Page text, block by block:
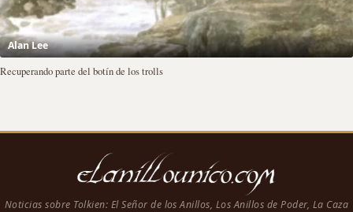
Alan Lee
Recuperando parte del botín de los trolls
Noticias sobre Tolkien: El Señor de los Anillos, Los Anillos de Poder, La Caza